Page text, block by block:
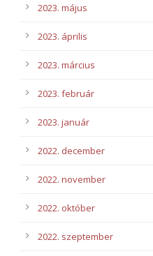
2023. május
2023. április
2023. március
2023. február
2023. január
2022. december
2022. november
2022. október
2022. szeptember